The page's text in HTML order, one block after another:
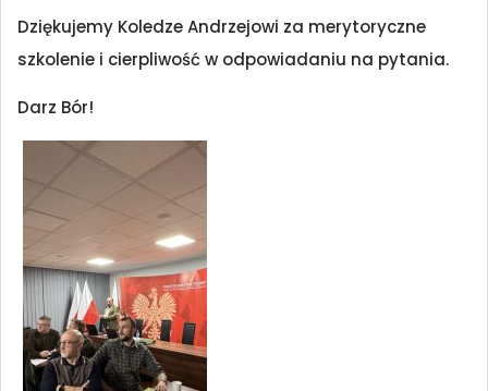
Dziękujemy Koledze Andrzejowi za merytoryczne
szkolenie i cierpliwość w odpowiadaniu na pytania.
Darz Bór!